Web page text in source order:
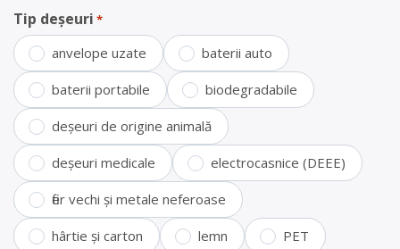
Tip deșeuri *
anvelope uzate baterii auto
baterii portabile biodegradabile
deșeuri de origine animală
deșeuri medicale electrocasnice (DEEE)
fier vechi și metale neferoase
hârtie și carton lemn PET